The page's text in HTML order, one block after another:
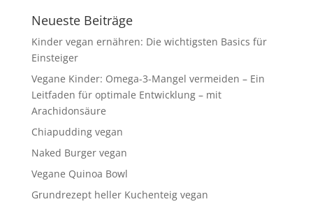
Neueste Beiträge
Kinder vegan ernähren: Die wichtigsten Basics für
Einsteiger
Vegane Kinder: Omega-3-Mangel vermeiden – Ein
Leitfaden für optimale Entwicklung – mit
Arachidonsäure
Chiapudding vegan
Naked Burger vegan
Vegane Quinoa Bowl
Grundrezept heller Kuchenteig vegan